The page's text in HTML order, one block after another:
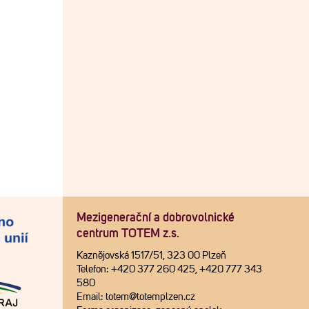
Mezigenerační a dobrovolnické
centrum TOTEM z.s.
Kaznějovská 1517/51, 323 00 Plzeň
Telefon: +420 377 260 425, +420 777 343
580
Email: totem@totemplzen.cz